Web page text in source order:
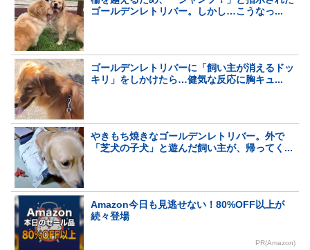
ゴールデンレトリバー。しかし…こうなっ...
ゴールデンレトリバーに「飼い主が消えるドッ
キリ」をしかけたら…健気な反応に胸キュ...
やきもち焼きなゴールデンレトリバー。外で
「芝犬の子犬」と遊んだ飼い主が、帰ってく...
Amazon今日も見逃せない！80%OFF以上が
続々登場
PR(Amazon)